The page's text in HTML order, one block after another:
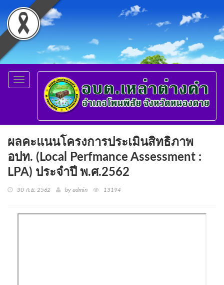
Toggle
navigation
ผลคะแนนโครงการประเมินสิทธิภาพ
อปท. (Local Perfmance Assessment :
LPA) ประจำปี พ.ศ.2562
30 ก.ย. 2562 by admin 13194